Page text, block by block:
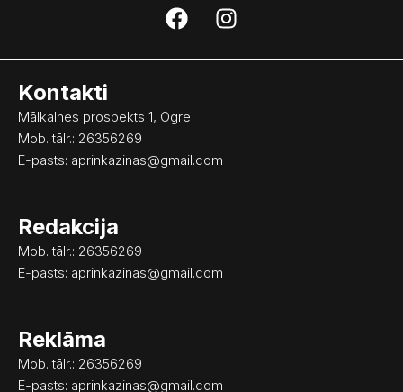
F
a
o
k
I
n
Kontakti
Mālkalnes prospekts 1, Ogre
Mob. tālr.: 26356269
E-pasts: aprinkazinas@gmail.com
Redakcija
Mob. tālr.: 26356269
E-pasts: aprinkazinas@gmail.com
Reklāma
Mob. tālr.: 26356269
E-pasts: aprinkazinas@gmail.com